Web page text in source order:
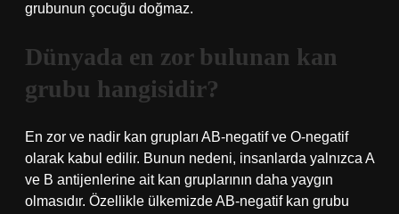
grubunun çocuğu doğmaz.
Dünyada en zor bulunan kan
grubu hangisidir?
En zor ve nadir kan grupları AB-negatif ve O-negatif
olarak kabul edilir. Bunun nedeni, insanlarda yalnızca A
ve B antijenlerine ait kan gruplarının daha yaygın
olmasıdır. Özellikle ülkemizde AB-negatif kan grubu